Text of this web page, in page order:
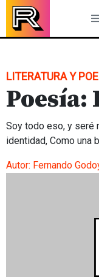
Skip
content
LITERATURA Y
Soy todo eso, y seré
identidad, Como una
Autor: Fernando